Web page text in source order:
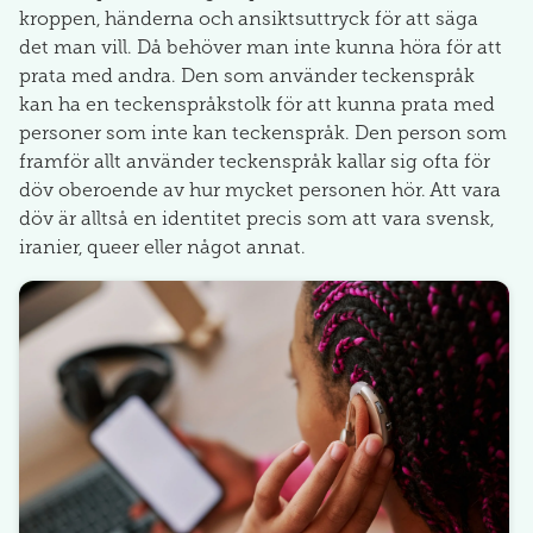
kroppen, händerna och ansiktsuttryck för att säga
det man vill. Då behöver man inte kunna höra för att
prata med andra. Den som använder teckenspråk
kan ha en teckenspråkstolk för att kunna prata med
personer som inte kan teckenspråk. Den person som
framför allt använder teckenspråk kallar sig ofta för
döv oberoende av hur mycket personen hör. Att vara
döv är alltså en identitet precis som att vara svensk,
iranier, queer eller något annat.